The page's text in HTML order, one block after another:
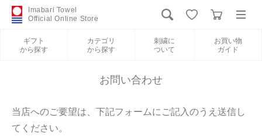
Imabari Towel
Official Online Store
ギフト
から探す
カテゴリ
から探す
刺繍に
ついて
お買い物
ガイド
新規会員登録
カテゴリから探す
お問い合わせ
当店へのご要望は、下記フォームにご記入のうえ送信し
てください。